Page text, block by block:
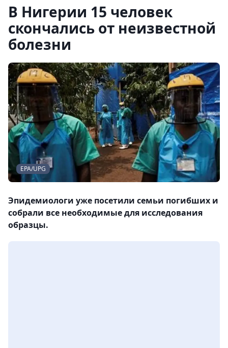
В Нигерии 15 человек
скончались от неизвестной
болезни
EPA/UPG
Эпидемиологи уже посетили семьи погибших и
собрали все необходимые для исследования
образцы.